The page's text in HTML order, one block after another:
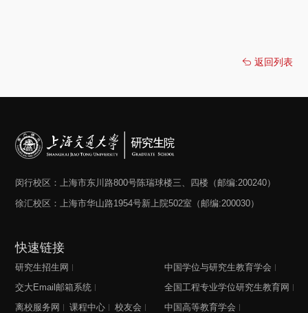
返回列表
闵行校区：上海市东川路800号陈瑞球楼三、四楼（邮编:200240）
徐汇校区：上海市华山路1954号新上院502室（邮编:200030）
快速链接
研究生招生网
交大Email邮箱系统
离校服务网
课程中心
校友会
中国学位与研究生教育学会
全国工程专业学位研究生教育网
中国高等教育学会